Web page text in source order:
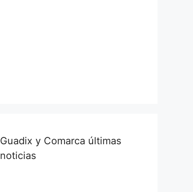
Guadix y Comarca últimas
noticias